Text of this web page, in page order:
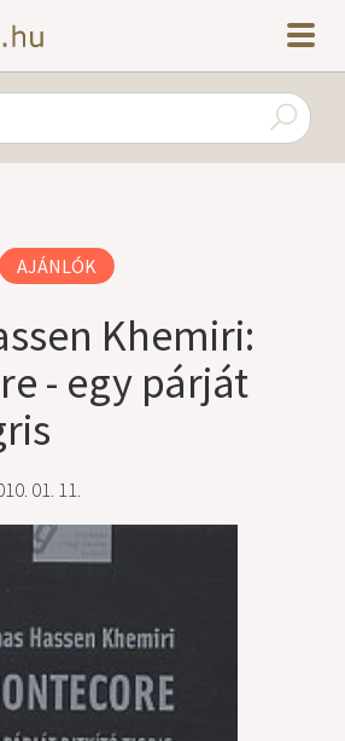
AJÁNLÓK
Khemiri:
- egy párját
01. 11.